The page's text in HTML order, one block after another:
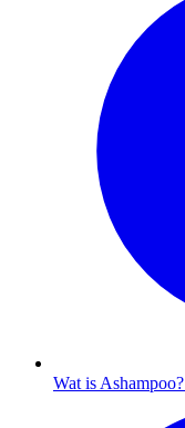
Wat is Ashampoo?